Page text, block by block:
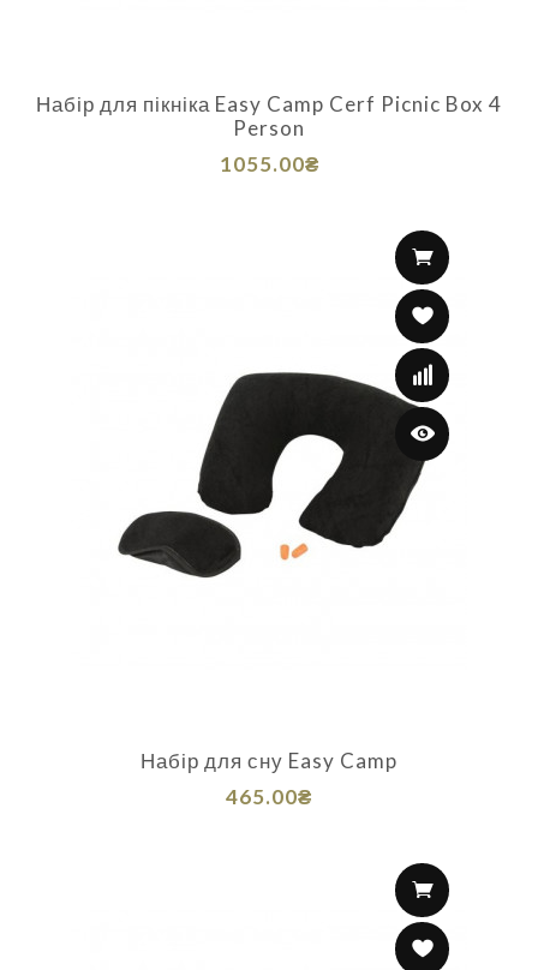
Набір для пікніка Easy Camp Cerf Picnic Box 4
Person
1055.00₴
Набір для сну Easy Camp
465.00₴